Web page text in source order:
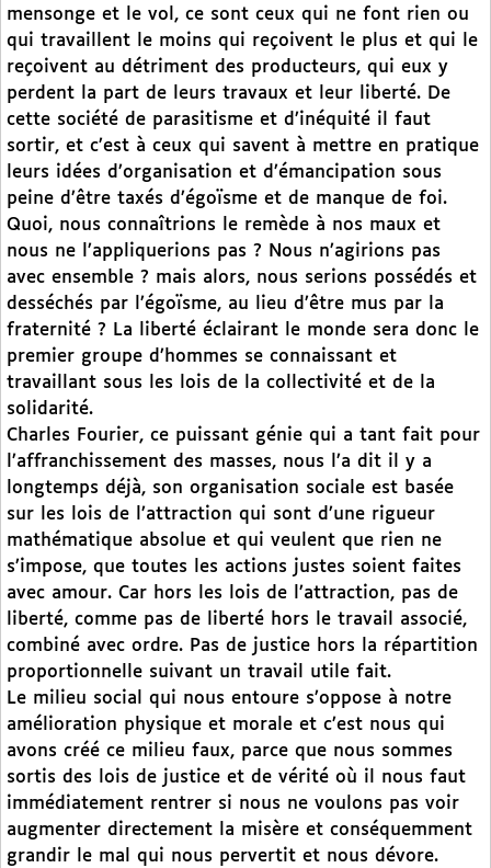
mensonge et le vol, ce sont ceux qui ne font rien ou
qui travaillent le moins qui reçoivent le plus et qui le
reçoivent au détriment des producteurs, qui eux y
perdent la part de leurs travaux et leur liberté. De
cette société de parasitisme et d’inéquité il faut
sortir, et c’est à ceux qui savent à mettre en pratique
leurs idées d’organisation et d’émancipation sous
peine d’être taxés d’égoïsme et de manque de foi.
Quoi, nous connaîtrions le remède à nos maux et
nous ne l’appliquerions pas ? Nous n’agirions pas
avec ensemble ? mais alors, nous serions possédés et
desséchés par l’égoïsme, au lieu d’être mus par la
fraternité ? La liberté éclairant le monde sera donc le
premier groupe d’hommes se connaissant et
travaillant sous les lois de la collectivité et de la
solidarité.
Charles Fourier, ce puissant génie qui a tant fait pour
l’affranchissement des masses, nous l’a dit il y a
longtemps déjà, son organisation sociale est basée
sur les lois de l’attraction qui sont d’une rigueur
mathématique absolue et qui veulent que rien ne
s’impose, que toutes les actions justes soient faites
avec amour. Car hors les lois de l’attraction, pas de
liberté, comme pas de liberté hors le travail associé,
combiné avec ordre. Pas de justice hors la répartition
proportionnelle suivant un travail utile fait.
Le milieu social qui nous entoure s’oppose à notre
amélioration physique et morale et c’est nous qui
avons créé ce milieu faux, parce que nous sommes
sortis des lois de justice et de vérité où il nous faut
immédiatement rentrer si nous ne voulons pas voir
augmenter directement la misère et conséquemment
grandir le mal qui nous pervertit et nous dévore.